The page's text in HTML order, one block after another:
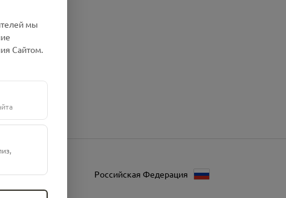
Российская Федерация
мы
Сайтом.